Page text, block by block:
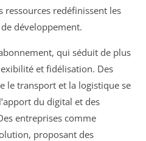
ressources redéfinissent les
développement.
qui séduit de plus
et fidélisation. Des
le transport et la logistique se
du digital et des
entreprises comme
proposant des